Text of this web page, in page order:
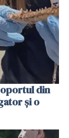
din
și o